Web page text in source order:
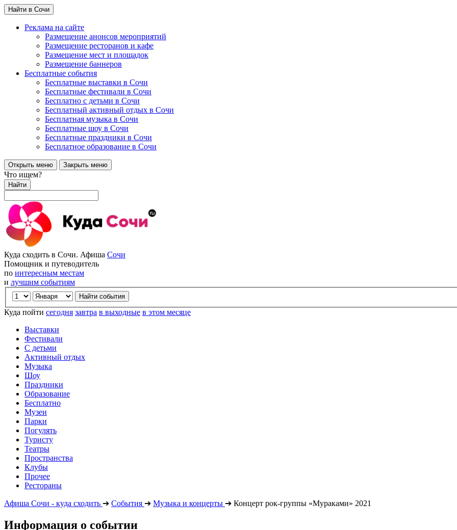
Найти в Сочи
Реклама на сайте
Размещение анонсов мероприятий
Размещение ресторанов и кафе
Размещение мест и площадок
Размещение баннеров
Бесплатные события
Бесплатные выставки в Сочи
Бесплатные фестивали в Сочи
Бесплатно с детьми в Сочи
Бесплатный активный отдых в Сочи
Бесплатная музыка в Сочи
Бесплатные шоу в Сочи
Бесплатные праздники в Сочи
Бесплатное образование в Сочи
Открыть меню Закрыть меню
Что ищем?
Найти
Куда сходить в Сочи. Афиша Сочи
Помощник и путеводитель
по интересным местам
и лучшим событиям
Куда пойти сегодня завтра в выходные в этом месяце
Выставки
Фестивали
С детьми
Активный отдых
Музыка
Шоу
Праздники
Образование
Бесплатно
Музеи
Парки
Погулять
Туристу
Театры
Пространства
Клубы
Прочее
Рестораны
Афиша Сочи - куда сходить ➔ События ➔ Музыка и концерты ➔ Концерт рок-группы «Мураками» 2021
Информация о событии